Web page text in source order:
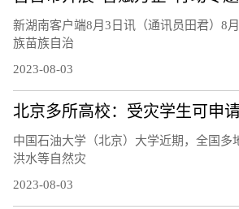
新湖南客户端8月3日讯（通讯员田君）8
族苗族自治
2023-08-03
北京多所高校：受灾学生可申
中国石油大学（北京）大学近期，全国多
洪水等自然灾
2023-08-03